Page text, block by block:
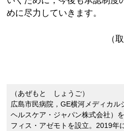
めに尽力していきます。
（
（あぜもと しょうご）
広島市民病院，GE横河メディカ
ヘルスケア・ジャパン株式会社）
フィス・アゼモトを設立。2019年